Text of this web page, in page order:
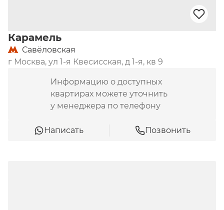
Карамель
Савёловская
г Москва, ул 1-я Квесисская, д 1-я, кв 9
Информацию о доступных
квартирах можете уточнить
у менеджера по телефону
Написать Позвонить